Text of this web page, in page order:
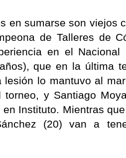
en sumarse son viejos
de Talleres de
en el Nacional
que en la última
lesión lo mantuvo al
torneo, y Santiago
en Instituto. Mientras
(20) van a